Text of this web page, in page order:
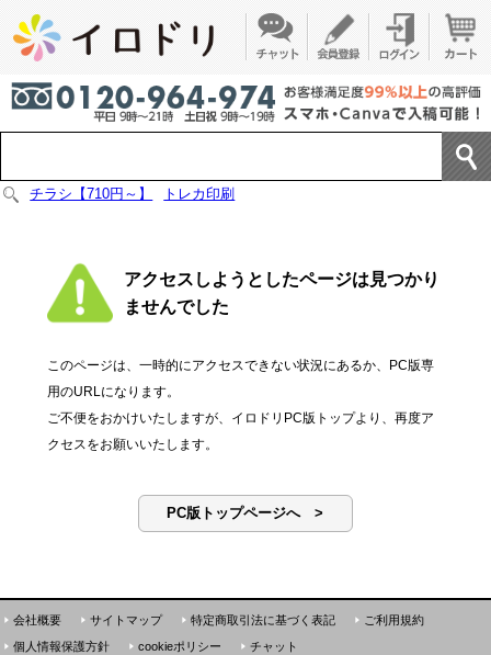
チラシ【710円～】 トレカ印刷
アクセスしようとしたページは見つかり
ませんでした
このページは、一時的にアクセスできない状況にあるか、PC版専
用のURLになります。
ご不便をおかけいたしますが、イロドリPC版トップより、再度ア
クセスをお願いいたします。
PC版トップページへ >
会社概要 サイトマップ 特定商取引法に基づく表記
ご利用規約
個人情報保護方針
cookieポリシー チャット